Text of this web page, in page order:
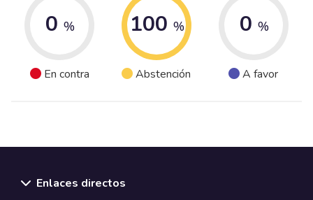
0 %
En contra
100 %
Abstención
0 %
A favor
Enlaces directos